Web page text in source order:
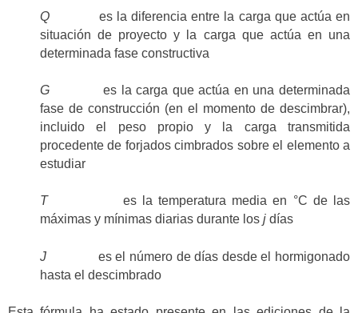
Q es la diferencia entre la carga que actúa en
situación de proyecto y la carga que actúa en una
determinada fase constructiva
G es la carga que actúa en una determinada
fase de construcción (en el momento de descimbrar),
incluido el peso propio y la carga transmitida
procedente de forjados cimbrados sobre el elemento a
estudiar
T es la temperatura media en °C de las
máximas y mínimas diarias durante los j días
J es el número de días desde el hormigonado
hasta el descimbrado